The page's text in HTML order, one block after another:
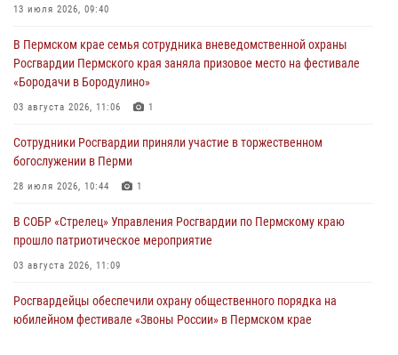
богослужении в Перми
28 июля 2026, 10:44
Росгвардейцы оказали силовую поддержку при задержании
28 июля 2026, 06:15
13 июля 2026, 09:40
В Пермском крае семья сотрудника вневедомственной охраны
Росгвардии Пермского края заняла призовое место на фестивале
«Бородачи в Бородулино»
03 августа 2026, 11:06 1
Сотрудники Росгвардии приняли участие в торжественном
богослужении в Перми
28 июля 2026, 10:44 1
В СОБР «Стрелец» Управления Росгвардии по Пермскому краю
прошло патриотическое мероприятие
03 августа 2026, 11:09
Росгвардейцы обеспечили охрану общественного порядка на
юбилейном фестивале «Звоны России» в Пермском крае